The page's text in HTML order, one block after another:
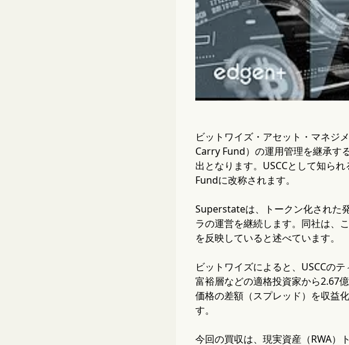
ビットワイズ・アセット・マネジ
Carry Fund）の運用管理を継承す
出となります。USCCとして知ら
Fundに改称されます。
Superstateは、トークン化された
ラの運営を継続します。同社は、
を反映していると述べています。
ビットワイズによると、USCCの
富裕層などの適格投資家から2.67
価格の差額（スプレッド）を収益
す。
今回の買収は、現実資産（RWA）